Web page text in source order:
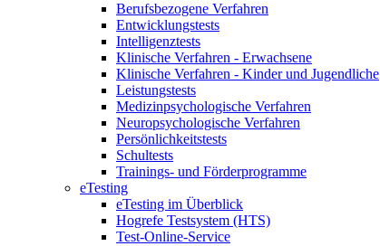
Berufsbezogene Verfahren
Entwicklungstests
Intelligenztests
Klinische Verfahren - Erwachsene
Klinische Verfahren - Kinder und Jugendliche
Leistungstests
Medizinpsychologische Verfahren
Neuropsychologische Verfahren
Persönlichkeitstests
Schultests
Trainings- und Förderprogramme
eTesting
eTesting im Überblick
Hogrefe Testsystem (HTS)
Test-Online-Service